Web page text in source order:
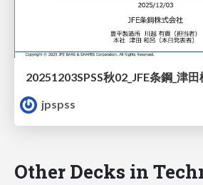
20251203SPSS秋02_JFE条鋼_津
jpspss
Other Decks in